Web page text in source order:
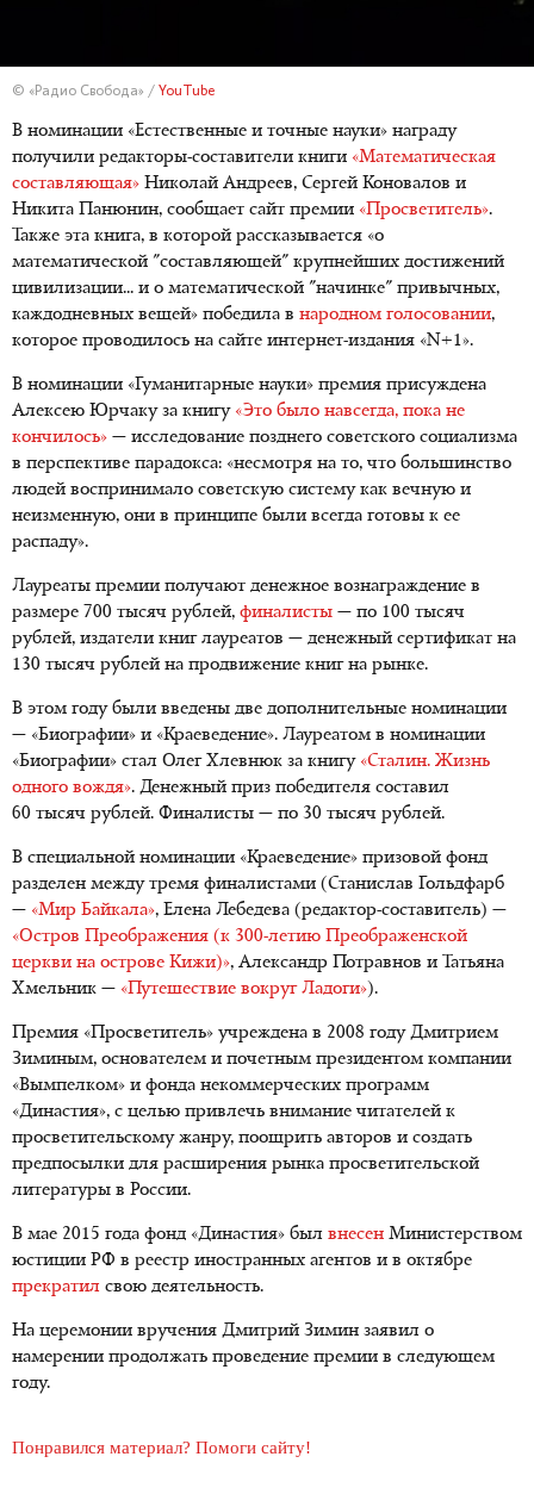
© «Радио Свобода» / YouTube
В номинации «Естественные и точные науки» награду
получили редакторы-составители книги «Математическая
составляющая» Николай Андреев, Сергей Коновалов и
Никита Панюнин, сообщает сайт премии «Просветитель».
Также эта книга, в которой рассказывается «о
математической "составляющей" крупнейших достижений
цивилизации... и о математической "начинке" привычных,
каждодневных вещей» победила в народном голосовании,
которое проводилось на сайте интернет-издания «N+1».
В номинации «Гуманитарные науки» премия присуждена
Алексею Юрчаку за книгу «Это было навсегда, пока не
кончилось» — исследование позднего советского социализма
в перспективе парадокса: «несмотря на то, что большинство
людей воспринимало советскую систему как вечную и
неизменную, они в принципе были всегда готовы к ее
распаду».
Лауреаты премии получают денежное вознаграждение в
размере 700 тысяч рублей, финалисты — по 100 тысяч
рублей, издатели книг лауреатов — денежный сертификат на
130 тысяч рублей на продвижение книг на рынке.
В этом году были введены две дополнительные номинации
— «Биографии» и «Краеведение». Лауреатом в номинации
«Биографии» стал Олег Хлевнюк за книгу «Сталин. Жизнь
одного вождя». Денежный приз победителя составил
60 тысяч рублей. Финалисты — по 30 тысяч рублей.
В специальной номинации «Краеведение» призовой фонд
разделен между тремя финалистами (Станислав Гольдфарб
— «Мир Байкала», Елена Лебедева (редактор-составитель) —
«Остров Преображения (к 300-летию Преображенской
церкви на острове Кижи)», Александр Потравнов и Татьяна
Хмельник — «Путешествие вокруг Ладоги»).
Премия «Просветитель» учреждена в 2008 году Дмитрием
Зиминым, основателем и почетным президентом компании
«Вымпелком» и фонда некоммерческих программ
«Династия», с целью привлечь внимание читателей к
просветительскому жанру, поощрить авторов и создать
предпосылки для расширения рынка просветительской
литературы в России.
В мае 2015 года фонд «Династия» был внесен Министерством
юстиции РФ в реестр иностранных агентов и в октябре
прекратил свою деятельность.
На церемонии вручения Дмитрий Зимин заявил о
намерении продолжать проведение премии в следующем
году.
Понравился материал? Помоги сайту!